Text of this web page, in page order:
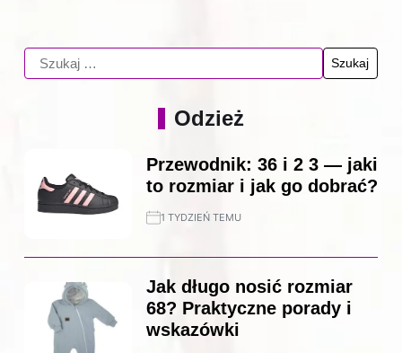
Odzież
Przewodnik: 36 i 2 3 — jaki
to rozmiar i jak go dobrać?
1 TYDZIEŃ TEMU
Jak długo nosić rozmiar
68? Praktyczne porady i
wskazówki